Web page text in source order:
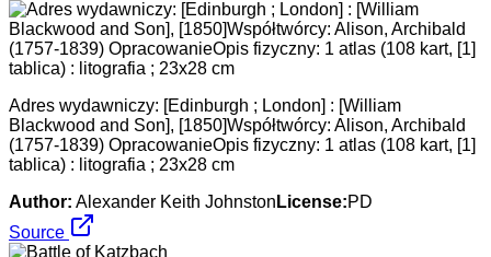
Adres wydawniczy: [Edinburgh ; London] : [William
Blackwood and Son], [1850]Współtwórcy: Alison, Archibald
(1757-1839) OpracowanieOpis fizyczny: 1 atlas (108 kart, [1]
tablica) : litografia ; 23x28 cm
Author: Alexander Keith Johnston License:PD
Source